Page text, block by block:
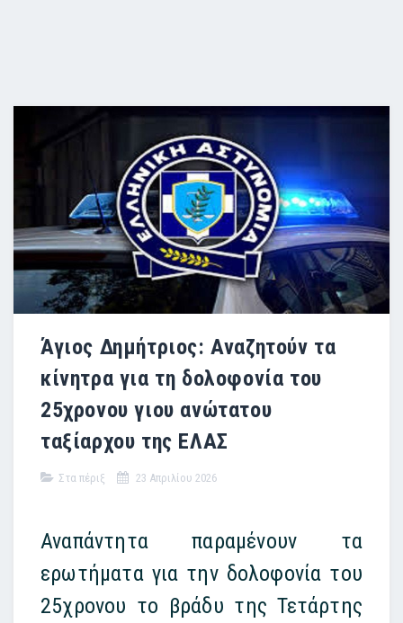
Άγιος Δημήτριος: Αναζητούν τα
κίνητρα για τη δολοφονία του
25χρονου γιου ανώτατου
ταξίαρχου της ΕΛΑΣ
Στα πέριξ 23 Απριλίου 2026
Αναπάντητα παραμένουν τα
ερωτήματα για τηνδολοφονία του
25χρονου το βράδυ της Τετάρτης